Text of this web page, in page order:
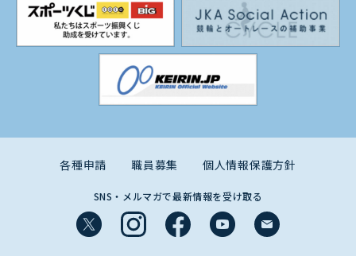
各種申請 職員募集 個人情報保護方針
SNS・メルマガで最新情報を受け取る